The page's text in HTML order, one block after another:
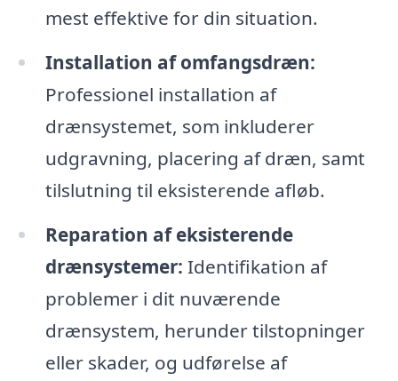
mest effektive for din situation.
Installation af omfangsdræn:
Professionel installation af
drænsystemet, som inkluderer
udgravning, placering af dræn, samt
tilslutning til eksisterende afløb.
Reparation af eksisterende
drænsystemer: Identifikation af
problemer i dit nuværende
drænsystem, herunder tilstopninger
eller skader, og udførelse af